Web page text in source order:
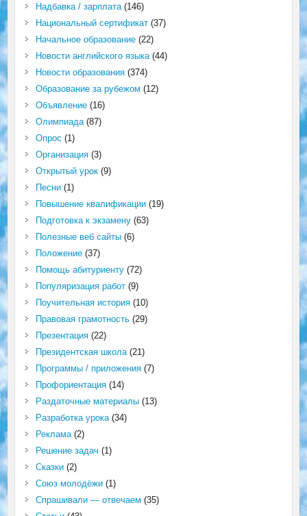
Надбавка / зарплата(146)
Национальный сертификат(37)
Начальное образование(22)
Новости английского языка(44)
Новости образования(374)
Образование за рубежом (12)
Объявление(16)
Олимпиада(87)
Опрос (1)
Организация(3)
Открытый урок(9)
Песни(1)
Повышение квалификации(19)
Подготовка к экзамену(63)
Полезные веб сайты(6)
Положение(37)
Помощь абитуриенту(72)
Популяризация работ(9)
Поучительная история(10)
Правовая грамотность(29)
Презентация(22)
Президентская школа(21)
Программы / приложения(7)
Профориентация(14)
Раздаточные материалы(13)
Разработка урока(34)
Реклама(2)
Решение задач (1)
Сказки(2)
Союз молодёжи(1)
Спрашивали — отвечаем (35)